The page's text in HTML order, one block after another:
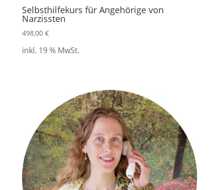
Selbsthilfekurs für Angehörige von
Narzissten
498,00 €
inkl. 19 % MwSt.